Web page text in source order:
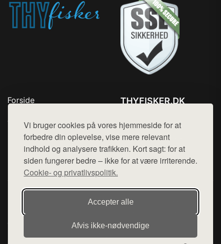
Vi bruger cookies på vores hjemmeside for at
forbedre din oplevelse, vise mere relevant
indhold og analysere trafikken. Kort sagt: for at
siden fungerer bedre – ikke for at være irriterende.
Cookie- og privatlivspolitik.
Accepter alle
Afvis ikke‑nødvendige
Forside
Top Rabatter
Kontakt
THYFISKER.DK
Mail: hej@want.dk
Cookie- og privatlivspolitik
Denne side er en del af want.dk, der udgiver en række
hjemmesider med præsentation af forskellige produkter fra
diverse webshops. Der sælges ikke varer fra denne side - vi
henviser til de shops, som sælger varen. Vi har heller ikke